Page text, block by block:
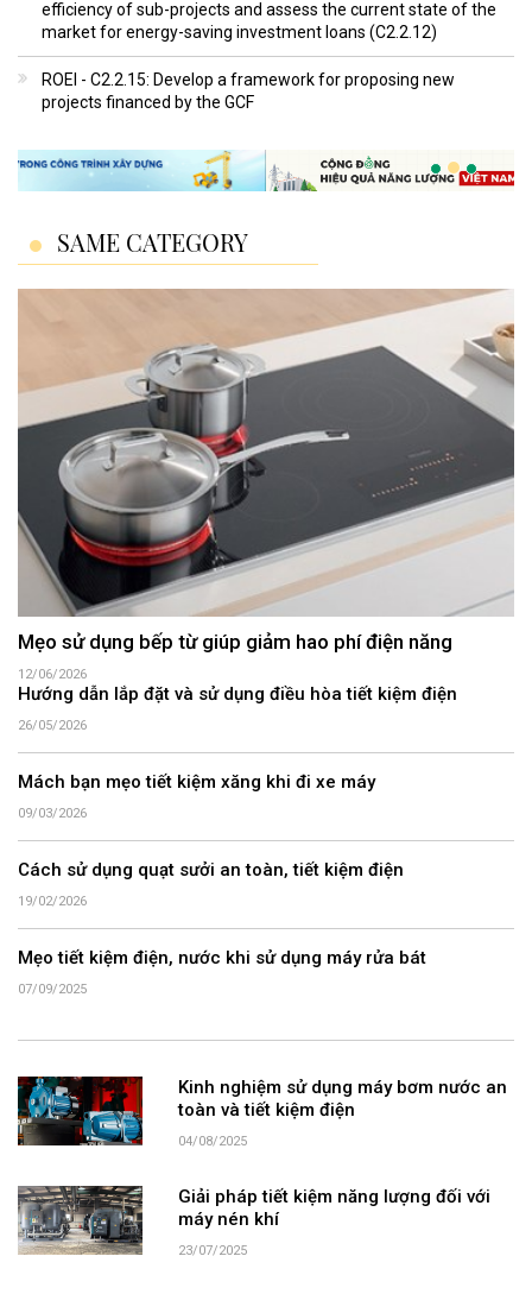
efficiency of sub-projects and assess the current state of the
market for energy-saving investment loans (C2.2.12)
ROEI - C2.2.15: Develop a framework for proposing new
projects financed by the GCF
SAME CATEGORY
Mẹo sử dụng bếp từ giúp giảm hao phí điện năng
12/06/2026
Hướng dẫn lắp đặt và sử dụng điều hòa tiết kiệm điện
26/05/2026
Mách bạn mẹo tiết kiệm xăng khi đi xe máy
09/03/2026
Cách sử dụng quạt sưởi an toàn, tiết kiệm điện
19/02/2026
Mẹo tiết kiệm điện, nước khi sử dụng máy rửa bát
07/09/2025
Kinh nghiệm sử dụng máy bơm nước an
toàn và tiết kiệm điện
04/08/2025
Giải pháp tiết kiệm năng lượng đối với
máy nén khí
23/07/2025